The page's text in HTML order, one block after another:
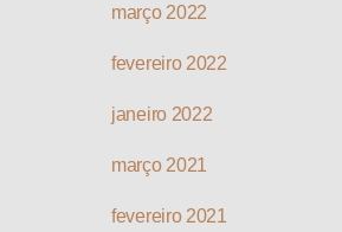
março 2022
fevereiro 2022
janeiro 2022
março 2021
fevereiro 2021